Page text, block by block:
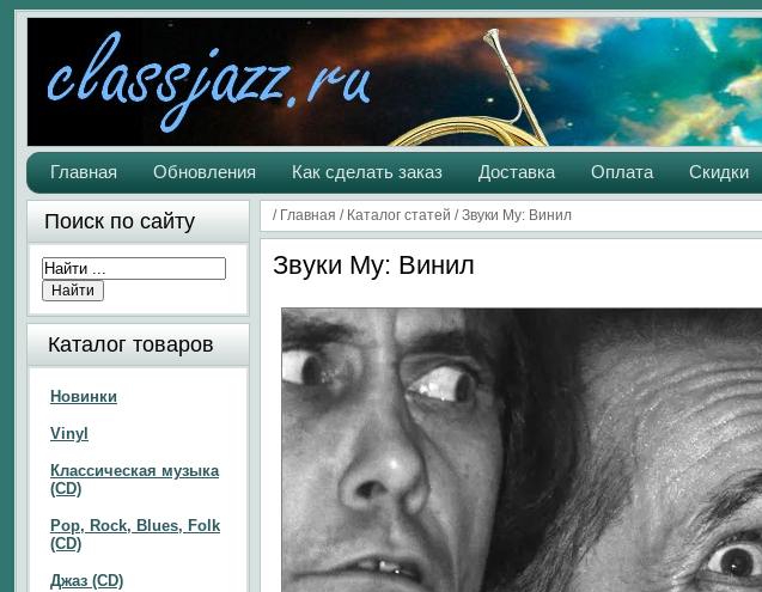
Главная Обновления Как сделать заказ Доставка Оплата Скидки
/ Главная / Каталог статей /Звуки Му: Винил
Звуки Му: Винил
Поиск по сайту
Каталог товаров
Новинки
Vinyl
Классическая музыка
(CD)
Pop, Rock, Blues, Folk
(CD)
Джаз (CD)